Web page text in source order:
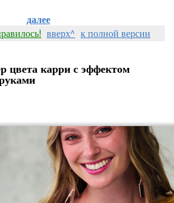
далее
вверх^ к полной версии
цвета карри с эффектом